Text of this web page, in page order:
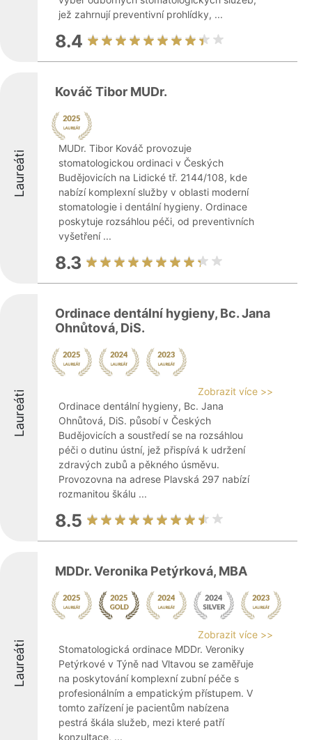
jež zahrnují preventivní prohlídky, ...
8.4
Laureáti
Kováč Tibor MUDr.
MUDr. Tibor Kováč provozuje
stomatologickou ordinaci v Českých
Budějovicích na Lidické tř. 2144/108, kde
nabízí komplexní služby v oblasti moderní
stomatologie i dentální hygieny. Ordinace
poskytuje rozsáhlou péči, od preventivních
vyšetření ...
8.3
Laureáti
Ordinace dentální hygieny, Bc. Jana
Ohnůtová, DiS.
Zobrazit více >>
Ordinace dentální hygieny, Bc. Jana
Ohnůtová, DiS. působí v Českých
Budějovicích a soustředí se na rozsáhlou
péči o dutinu ústní, jež přispívá k udržení
zdravých zubů a pěkného úsměvu.
Provozovna na adrese Plavská 297 nabízí
rozmanitou škálu ...
8.5
Laureáti
MDDr. Veronika Petýrková, MBA
Zobrazit více >>
Stomatologická ordinace MDDr. Veroniky
Petýrkové v Týně nad Vltavou se zaměřuje
na poskytování komplexní zubní péče s
profesionálním a empatickým přístupem. V
tomto zařízení je pacientům nabízena
pestrá škála služeb, mezi které patří
konzultace, ...